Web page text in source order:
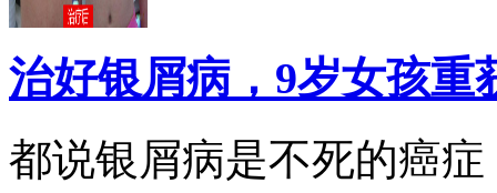
治好银屑病，9岁女孩重
都说银屑病是不死的癌